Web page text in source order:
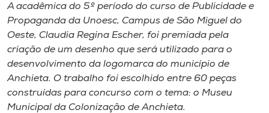
CPA
Biblioteca
Editora
A acadêmica do 5º período do curso de Publicidade e
Propaganda da Unoesc, Campus de São Miguel do
Oeste, Claudia Regina Escher, foi premiada pela
criação de um desenho que será utilizado para o
desenvolvimento da logomarca do município de
Anchieta. O trabalho foi escolhido entre 60 peças
construídas para concurso com o tema: o Museu
Municipal da Colonização de Anchieta.